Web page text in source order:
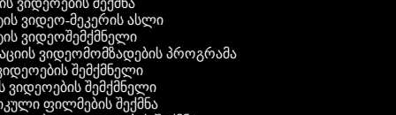
ვიდეოების შექმნა
ვიდეო-მეკერის ასლი
ვიდეოშემქმნელი
ვიდეომომზადების პროგრამა
შემქმნელი
ვიდეოების შემქმნელი
ფილმების შექმნა